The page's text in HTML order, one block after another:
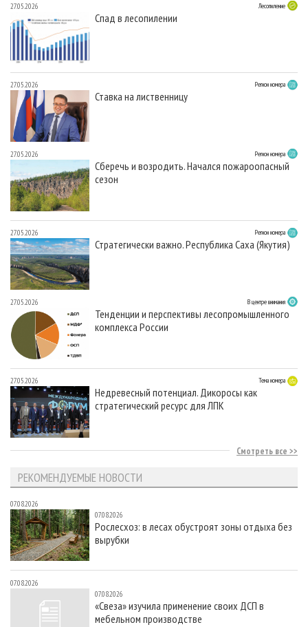
27.05.2026 Лесопиление
Спад в лесопилении
27.05.2026 Регион номера
Ставка на лиственницу
27.05.2026 Регион номера
Сберечь и возродить. Начался пожароопасный
сезон
27.05.2026 Регион номера
Стратегически важно. Республика Саха (Якутия)
27.05.2026 В центре внимания
Тенденции и перспективы лесопромышленного
комплекса России
27.05.2026 Тема номера
Недревесный потенциал. Дикоросы как
стратегический ресурс для ЛПК
Смотреть все
РЕКОМЕНДУЕМЫЕ НОВОСТИ
07.08.2026
07.08.2026
Рослесхоз: в лесах обустроят зоны отдыха без
вырубки
07.08.2026
07.08.2026
«Свеза» изучила применение своих ДСП в
мебельном производстве